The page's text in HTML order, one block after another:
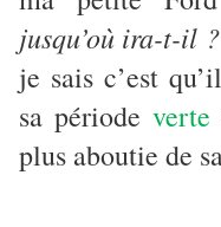
jusqu’où ira-t-il ?
je sais c’est
sa périodeverte
plus aboutie de